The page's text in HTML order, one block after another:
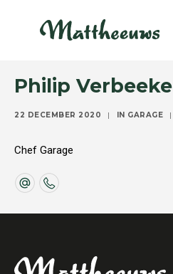
NIEUWS
TRANSPORT
OVER ONS
VACATURES
CONTACT
Philip Verbeeke
22 DECEMBER 2020 | IN GARAGE |
Chef Garage